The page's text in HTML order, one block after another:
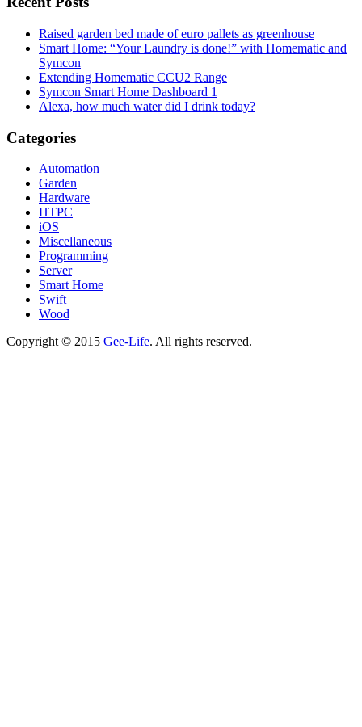
Raised garden bed made of euro pallets as greenhouse
Smart Home: “Your Laundry is done!” with Homematic and
Symcon
Extending Homematic CCU2 Range
Symcon Smart Home Dashboard 1
Alexa, how much water did I drink today?
Categories
Automation
Garden
Hardware
HTPC
iOS
Miscellaneous
Programming
Server
Smart Home
Swift
Wood
Copyright © 2015 Gee-Life. All rights reserved.